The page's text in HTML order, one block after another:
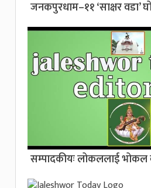
जनकपुरधाम–११ ‘साक्षर वडा’
सम्पादकीयः लोकललाई